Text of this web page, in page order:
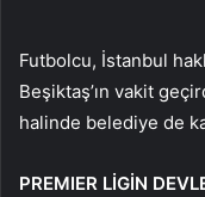
Futbolcu, İstanbul
Beşiktaş’ın vakit
halinde belediye de
PREMIER LİGİN